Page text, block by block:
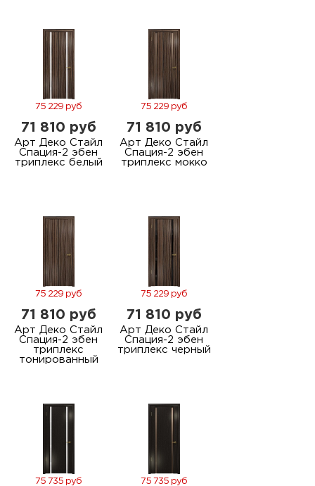
75 229 руб
71 810 руб
Арт Деко Стайл
Спация-2 эбен
триплекс белый
75 229 руб
71 810 руб
Арт Деко Стайл
Спация-2 эбен
триплекс мокко
75 229 руб
71 810 руб
Арт Деко Стайл
Спация-2 эбен
триплекс
тонированный
75 229 руб
71 810 руб
Арт Деко Стайл
Спация-2 эбен
триплекс черный
75 735 руб 75 735 руб